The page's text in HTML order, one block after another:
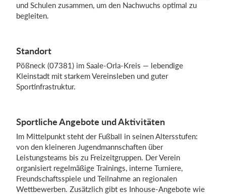
Einloggen
und Schulen zusammen, um den Nachwuchs optimal zu
begleiten.
Standort
Pößneck (07381) im Saale-Orla-Kreis — lebendige
Kleinstadt mit starkem Vereinsleben und guter
Sportinfrastruktur.
Sportliche Angebote und Aktivitäten
Im Mittelpunkt steht der Fußball in seinen Altersstufen:
von den kleineren Jugendmannschaften über
Leistungsteams bis zu Freizeitgruppen. Der Verein
organisiert regelmäßige Trainings, interne Turniere,
Freundschaftsspiele und Teilnahme an regionalen
Wettbewerben. Zusätzlich gibt es Inhouse-Angebote wie